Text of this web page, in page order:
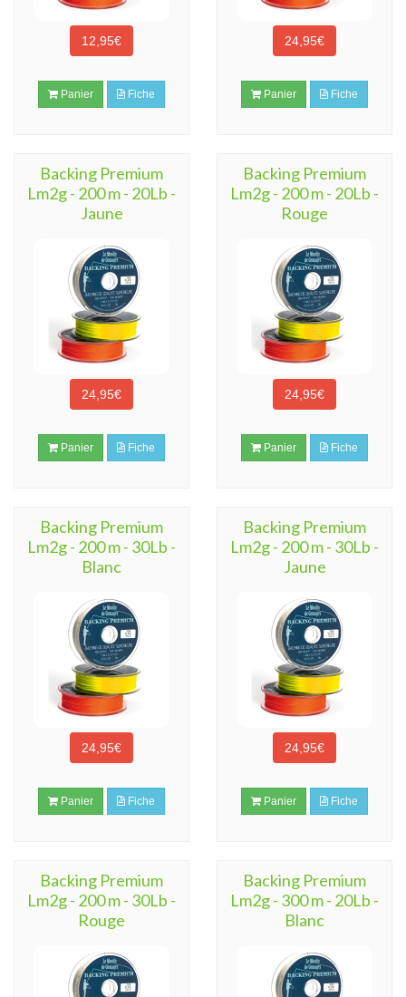
12,95€
Panier Fiche
24,95€
Panier Fiche
Backing Premium
Lm2g - 200 m - 20Lb -
Jaune
24,95€
Panier Fiche
Backing Premium
Lm2g - 200 m - 20Lb -
Rouge
24,95€
Panier Fiche
Backing Premium
Lm2g - 200 m - 30Lb -
Blanc
24,95€
Panier Fiche
Backing Premium
Lm2g - 200 m - 30Lb -
Jaune
24,95€
Panier Fiche
Backing Premium
Lm2g - 200 m - 30Lb -
Rouge
Backing Premium
Lm2g - 300 m - 20Lb -
Blanc